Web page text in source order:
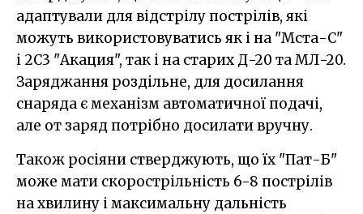
адаптували для відстрілу пострілів, які
можуть використовуватись як і на "Мста-С"
і 2С3 "Акация", так і на старих Д-20 та МЛ-20.
Заряджання роздільне, для досилання
снаряда є механізм автоматичної подачі,
але от заряд потрібно досилати вручну.
Також росіяни стверджують, що їх "Пат-Б"
може мати скорострільність 6-8 пострілів
на хвилину і максимальну дальність